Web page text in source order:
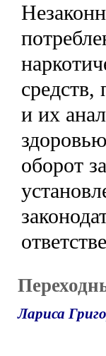
и их
оборот
Лариса